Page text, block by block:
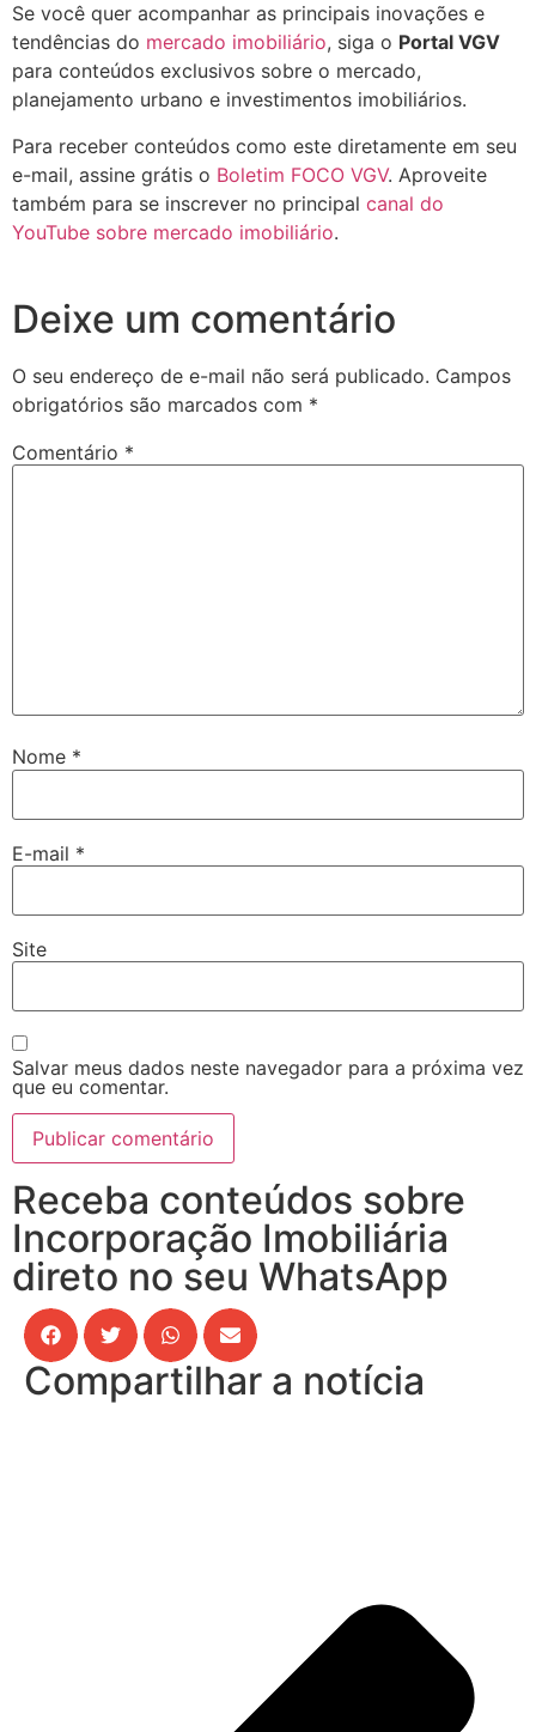
Se você quer acompanhar as principais inovações e
tendências do mercado imobiliário, siga o Portal VGV
para conteúdos exclusivos sobre o mercado,
planejamento urbano e investimentos imobiliários.
Para receber conteúdos como este diretamente em seu
e-mail, assine grátis o Boletim FOCO VGV. Aproveite
também para se inscrever no principal canal do
YouTube sobre mercado imobiliário.
Deixe um comentário
O seu endereço de e-mail não será publicado. Campos
obrigatórios são marcados com *
Comentário *
Nome *
E-mail *
Site
Salvar meus dados neste navegador para a próxima vez
que eu comentar.
Receba conteúdos sobre
Incorporação Imobiliária
direto no seu WhatsApp
Compartilhar a notícia